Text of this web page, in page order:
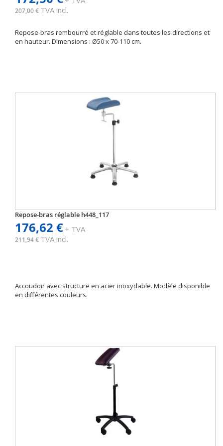
207,00 € TVA incl.
Repose-bras rembourré et réglable dans toutes les directions et
en hauteur. Dimensions : Ø50 x 70-110 cm.
Repose-bras réglable h448_117
176,62 €+ TVA
211,94 € TVA incl.
Accoudoir avec structure en acier inoxydable. Modèle disponible
en différentes couleurs.